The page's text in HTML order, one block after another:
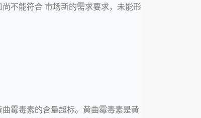
不能符合 市场新的需求要求，未能形
霉毒素的含量超标。黄曲霉毒素是黄